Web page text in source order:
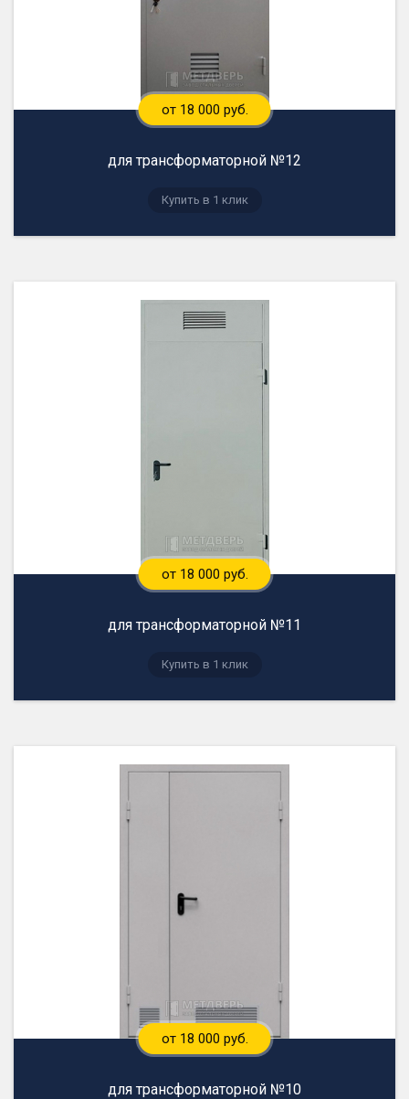
от 18 000 руб.
для трансформаторной №12
Купить в 1 клик
от 18 000 руб.
для трансформаторной №11
Купить в 1 клик
от 18 000 руб.
для трансформаторной №10